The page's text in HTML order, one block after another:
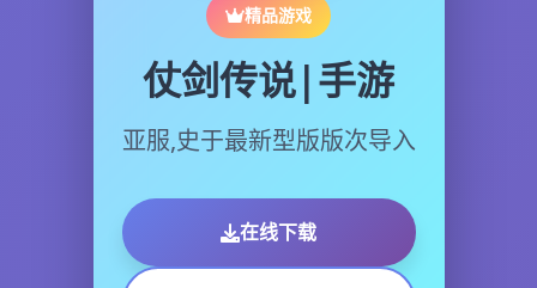
精品游戏
仗剑传说|手游
亚服,史于最新型版版次导入
在线下载